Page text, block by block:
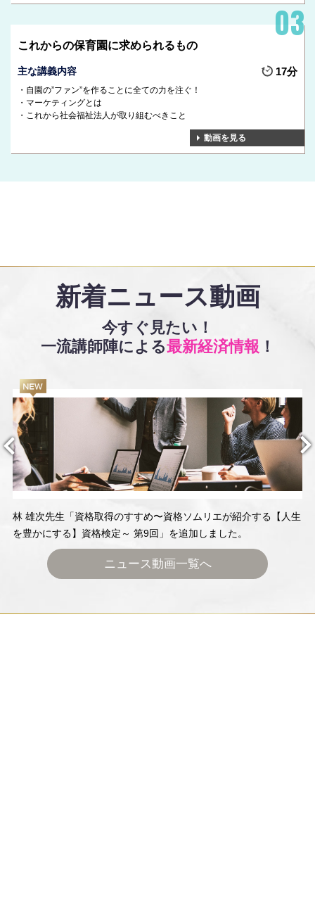
これからの保育園に求められるもの
主な講義内容 17分
自園の”ファン”を作ることに全ての力を注ぐ！
マーケティングとは
これから社会福祉法人が取り組むべきこと
動画を見る
新着ニュース動画
今すぐ見たい！
一流講師陣による最新経済情報 ！
ニュース動画一覧へ
林 雄次先生「資格取得のすすめ〜資格ソムリエが紹介する【人生
を豊かにする】資格検定～ 第9回」を追加しました。